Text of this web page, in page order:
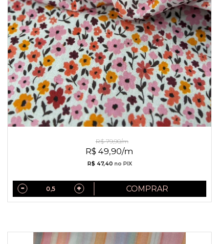
R$ 49,90/m
R$ 79,90/m
R$ 47,40 no PIX
COMPRAR